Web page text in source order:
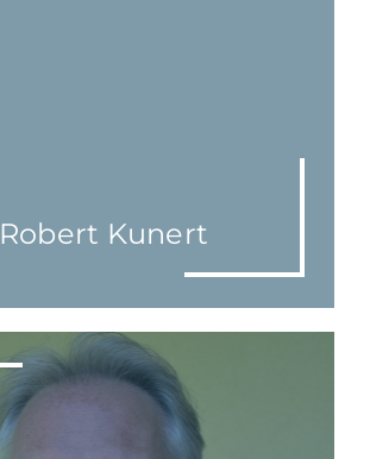
Robert Kunert